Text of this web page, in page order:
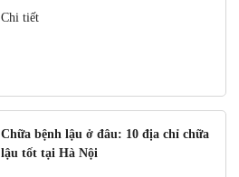
Chi tiết
Chữa bệnh lậu ở đâu: 10 địa chỉ chữa
lậu tốt tại Hà Nội